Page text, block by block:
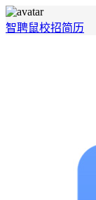
智聘鼠校招简历